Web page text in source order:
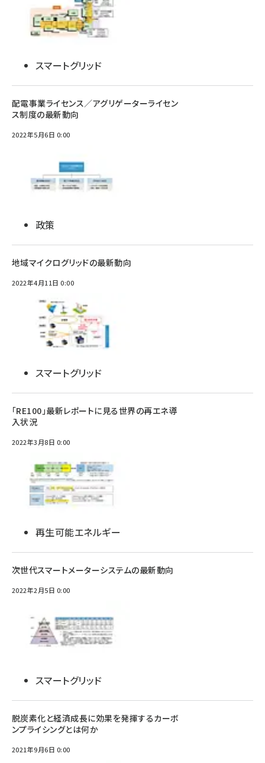
スマートグリッド
配電事業ライセンス／アグリゲーターライセン
ス制度の最新動向
2022年5月6日 0:00
政策
地域マイクログリッドの最新動向
2022年4月11日 0:00
スマートグリッド
「RE100」最新レポートに見る世界の再エネ導
入状況
2022年3月8日 0:00
再生可能エネルギー
次世代スマートメーターシステムの最新動向
2022年2月5日 0:00
スマートグリッド
脱炭素化と経済成長に効果を発揮するカーボ
ンプライシングとは何か
2021年9月6日 0:00